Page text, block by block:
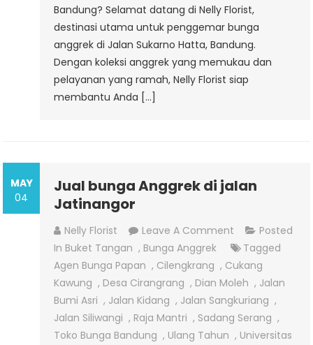
Bandung? Selamat datang di Nelly Florist,
destinasi utama untuk penggemar bunga
anggrek di Jalan Sukarno Hatta, Bandung.
Dengan koleksi anggrek yang memukau dan
pelayanan yang ramah, Nelly Florist siap
membantu Anda […]
MAY
04
Jual bunga Anggrek di jalan
Jatinangor
Nelly Florist Leave A Comment On
Jual
Bunga
Anggrek
Di
Jalan
Jatinangor
Posted
In Buket Tangan , Bunga Anggrek
Tagged
Agen Bunga Papan , Cilengkrang , Cukang
Kawung , Desa Cirangrang , Dian Moleh , Jalan
Bumi Asri , Jalan Kidang , Jalan Sangkuriang ,
Jalan Siliwangi , Raja Mantri , Sadang Serang ,
Toko Bunga Bandung , Ulang Tahun , Universitas